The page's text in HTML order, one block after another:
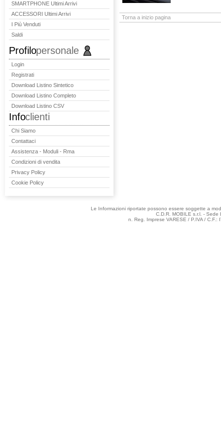
SMARTPHONE Ultimi Arrivi
ACCESSORI Ultimi Arrivi
I Più Venduti
Saldi
Profilopersonale
Login
Registrati
Download Listino Sintetico
Download Listino Completo
Download Listino CSV
Infoclienti
Chi Siamo
Contattaci
Assistenza - Moduli - Rma
Condizioni di vendita
Privacy Policy
Cookie Policy
Torna a inizio pagina
Le Informazioni riportate possono essere soggette a
C.D.R. MOBILE s.r.l. -
n. Reg. Imprese VARESE / P.IVA /